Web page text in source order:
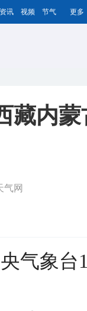
资讯 视频 节气 更多
藏内
气网
气象台